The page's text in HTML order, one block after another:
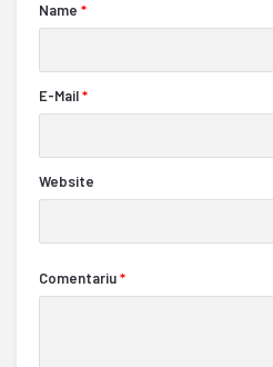
Name *
E-Mail*
Website
Comentariu*